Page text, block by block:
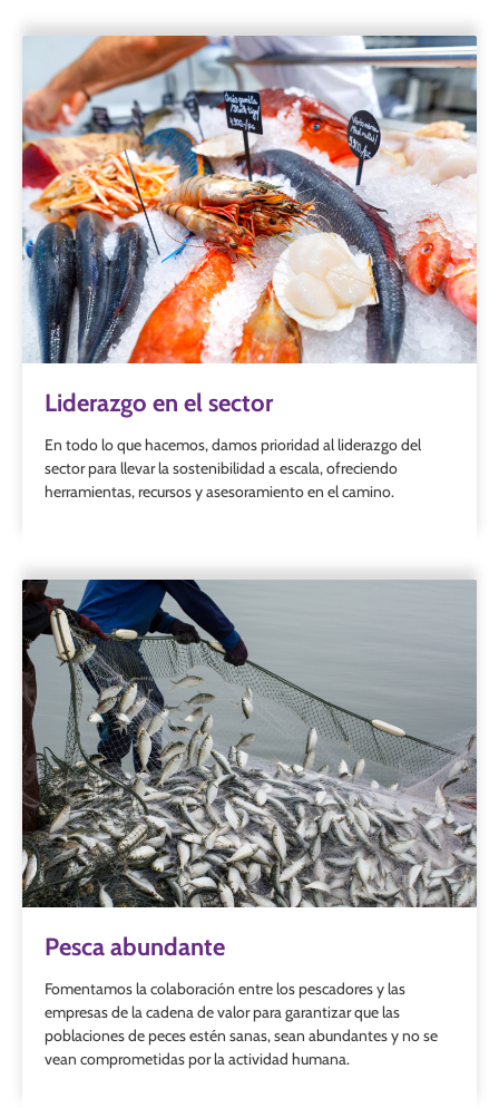
Liderazgo en el sector
En todo lo que hacemos, damos prioridad al liderazgo del
sector para llevar la sostenibilidad a escala, ofreciendo
herramientas, recursos y asesoramiento en el camino.
Pesca abundante
Fomentamos la colaboración entre los pescadores y las
empresas de la cadena de valor para garantizar que las
poblaciones de peces estén sanas, sean abundantes y no se
vean comprometidas por la actividad humana.